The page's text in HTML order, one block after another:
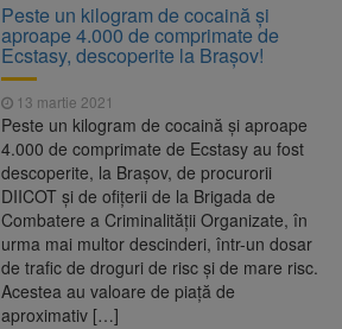
Peste un kilogram de cocaină şi
aproape 4.000 de comprimate de
Ecstasy, descoperite la Brașov!
13 martie 2021
Peste un kilogram de cocaină şi aproape
4.000 de comprimate de Ecstasy au fost
descoperite, la Brașov, de procurorii
DIICOT și de ofițerii de la Brigada de
Combatere a Criminalității Organizate, în
urma mai multor descinderi, într-un dosar
de trafic de droguri de risc și de mare risc.
Acestea au valoare de piață de
aproximativ […]